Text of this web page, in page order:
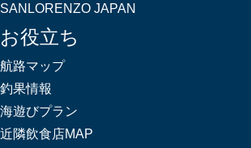
SANLORENZO JAPAN
お役立ち
航路マップ
釣果情報
海遊びプラン
近隣飲食店MAP